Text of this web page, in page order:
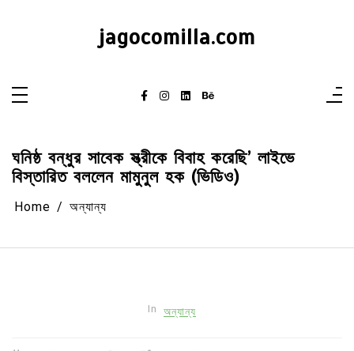
jagocomilla.com
ঘনিষ্ঠ বন্ধুর সাবেক স্ত্রীকে বিবাহ করেছি’ লাইভে
বিস্তারিত বললেন মামুনুল হক (ভিডিও)
Home অন্যান্য
In অন্যান্য